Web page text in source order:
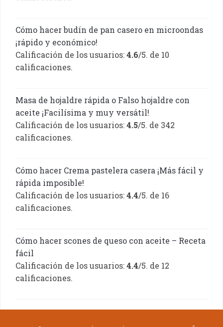
Cómo hacer budín de pan casero en microondas
¡rápido y económico!
Calificación de los usuarios:4.6/5. de 10
calificaciones.
Masa de hojaldre rápida o Falso hojaldre con
aceite ¡Facilísima y muy versátil!
Calificación de los usuarios:4.5/5. de 342
calificaciones.
Cómo hacer Crema pastelera casera ¡Más fácil y
rápida imposible!
Calificación de los usuarios:4.4/5. de 16
calificaciones.
Cómo hacer scones de queso con aceite – Receta
fácil
Calificación de los usuarios:4.4/5. de 12
calificaciones.